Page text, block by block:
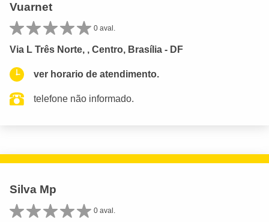
Vuarnet
0 aval.
Via L Três Norte, , Centro, Brasília - DF
ver horario de atendimento.
telefone não informado.
Silva Mp
0 aval.